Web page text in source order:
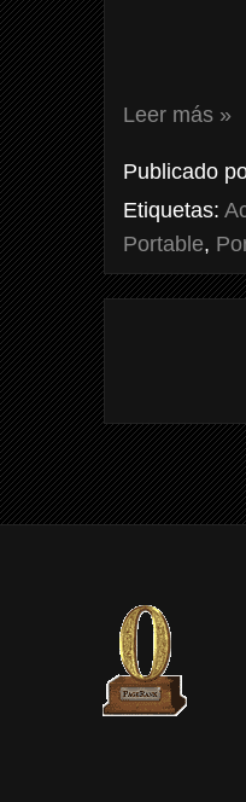
Leer más »
Publicado
Etiquetas:
Portable,